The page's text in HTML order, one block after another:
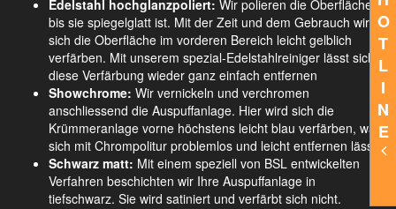
O
T
L
I
N
E
Edelstahl hochglanzpoliert: Wir polieren die Oberfläche,
bis sie spiegelglatt ist. Mit der Zeit und dem Gebrauch wird
sich die Oberfläche im vorderen Bereich leicht gelblich
verfärben. Mit unserem spezial-Edelstahlreiniger lässt sich
diese Verfärbung wieder ganz einfach entfernen
Showchrome: Wir vernickeln und verchromen
anschliessend die Auspuffanlage. Hier wird sich die
Krümmeranlage vorne höchstens leicht blau verfärben, was
sich mit Chrompolitur problemlos und leicht entfernen lässt.
Schwarz matt: Mit einem speziell von BSL entwickelten
Verfahren beschichten wir Ihre Auspuffanlage in
tiefschwarz. Sie wird satiniert und verfärbt sich nicht.